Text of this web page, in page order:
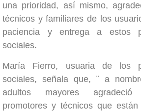
una prioridad, así mismo,
técnicos y familiares de los
paciencia y entrega a estos
sociales.
María Fierro, usuaria de los
sociales, señala que, ¨ a
adultos mayores
promotores y técnicos que